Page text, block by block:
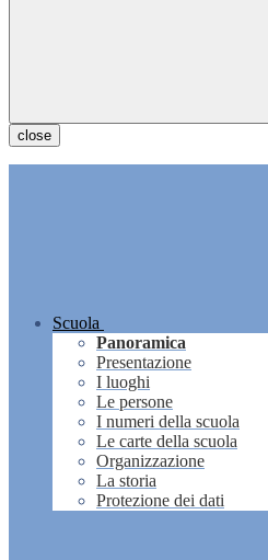
close
Scuola
Panoramica
Presentazione
I luoghi
Le persone
I numeri della scuola
Le carte della scuola
Organizzazione
La storia
Protezione dei dati